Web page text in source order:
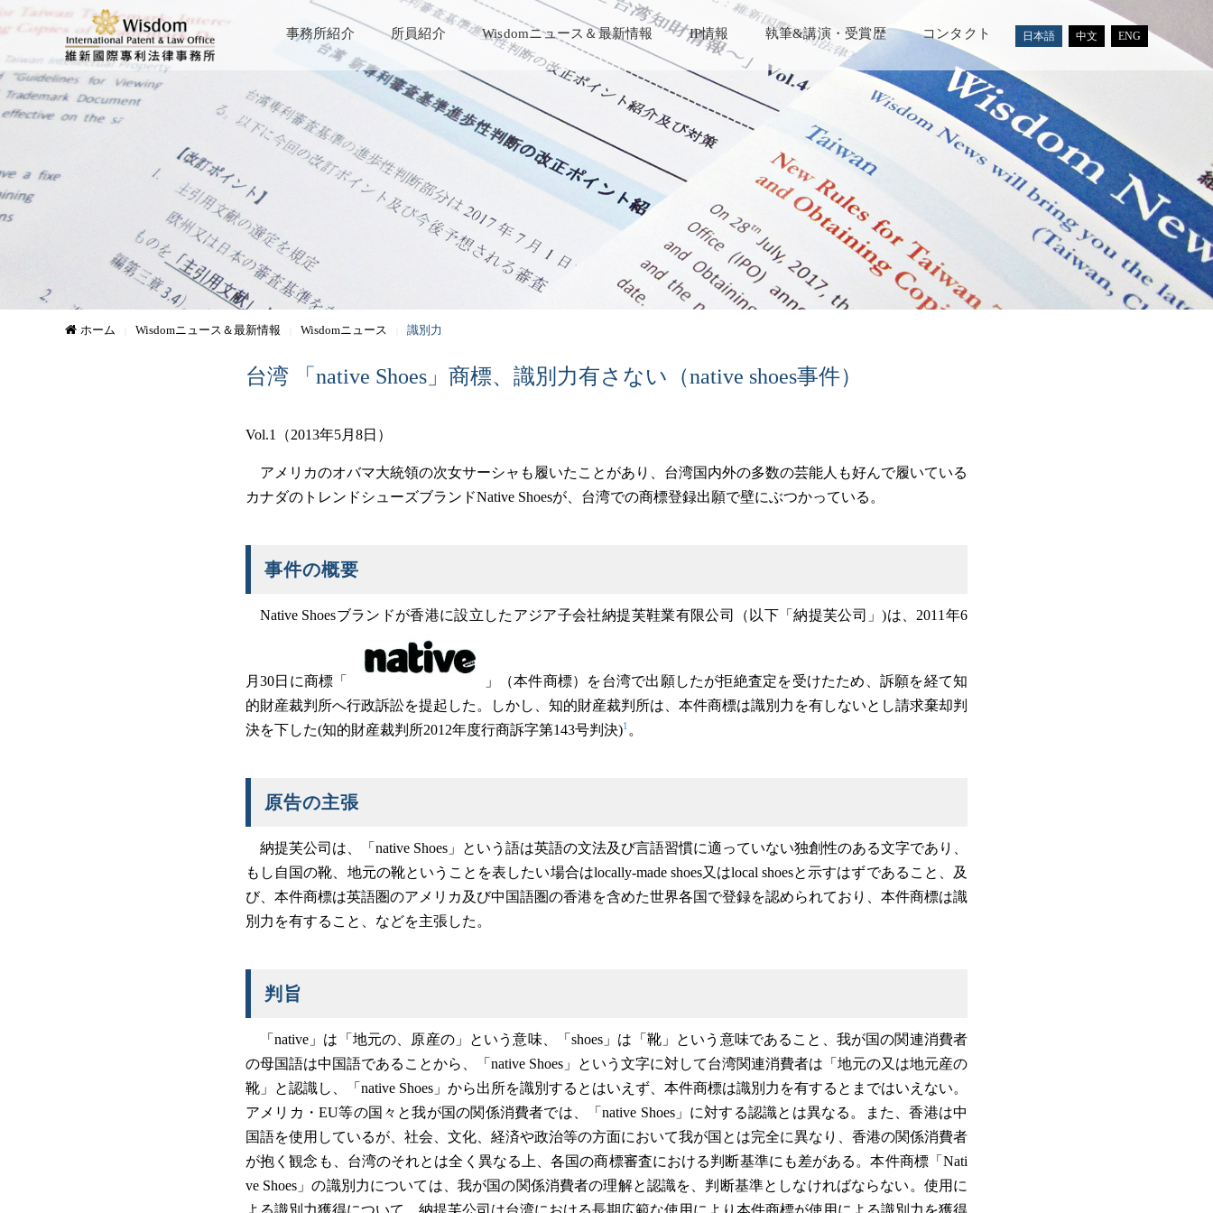
日本語 中文 ENG
事務所紹介 所員紹介 Wisdomニュース＆最新情報 IP情報 執筆&講演・受賞歴 コンタクト
ホーム Wisdomニュース＆最新情報 Wisdomニュース 識別力
台湾 「native Shoes」商標、識別力有さない（native shoes事件）
Vol.1（2013年5月8日）
アメリカのオバマ大統領の次女サーシャも履いたことがあり、台湾国内外の多数の芸能人も好んで履いている
カナダのトレンドシューズブランドNative Shoesが、台湾での商標登録出願で壁にぶつかっている。
事件の概要
Native Shoesブランドが香港に設立したアジア子会社納提芙鞋業有限公司（以下「納提芙公司」)は、2011年6
月30日に商標「
」（本件商標）を台湾で出願したが拒絶査定を受けたため、訴願を経て知
的財産裁判所へ行政訴訟を提起した。しかし、知的財産裁判所は、本件商標は識別力を有しないとし請求棄却判
決を下した(知的財産裁判所2012年度行商訴字第143号判決)1 。
原告の主張
納提芙公司は、「native Shoes」という語は英語の文法及び言語習慣に適っていない独創性のある文字であり、
もし自国の靴、地元の靴ということを表したい場合はlocally-made shoes又はlocal shoesと示すはずであること、及
び、本件商標は英語圏のアメリカ及び中国語圏の香港を含めた世界各国で登録を認められており、本件商標は識
別力を有すること、などを主張した。
判旨
「native」は「地元の、原産の」という意味、「shoes」は「靴」という意味であること、我が国の関連消費者
の母国語は中国語であることから、「native Shoes」という文字に対して台湾関連消費者は「地元の又は地元産の
靴」と認識し、「native Shoes」から出所を識別するとはいえず、本件商標は識別力を有するとまではいえない。
アメリカ・EU等の国々と我が国の関係消費者では、
「native Shoes」に対する認識とは異なる。また、香港は中
国語を使用しているが、社会、文化、経済や政治等の方面において我が国とは完全に異なり、香港の関係消費者
が抱く観念も、台湾のそれとは全く異なる上、各国の商標審査における判断基準にも差がある。本件商標「Nati
ve Shoes」の識別力については、我が国の関係消費者の理解と認識を、判断基準としなければならない。使用に
よる識別力獲得について、納提芙公司は台湾における長期広範な使用により本件商標が使用による識別力を獲得